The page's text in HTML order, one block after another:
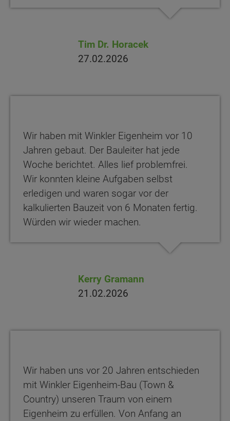
Tim Dr. Horacek
27.02.2026
Wir haben mit Winkler Eigenheim vor 10
Jahren gebaut. Der Bauleiter hat jede
Woche berichtet. Alles lief problemfrei.
Wir konnten kleine Aufgaben selbst
erledigen und waren sogar vor der
kalkulierten Bauzeit von 6 Monaten fertig.
Würden wir wieder machen.
Kerry Gramann
21.02.2026
Wir haben uns vor 20 Jahren entschieden
mit Winkler Eigenheim-Bau (Town &
Country) unseren Traum von einem
Eigenheim zu erfüllen. Von Anfang an